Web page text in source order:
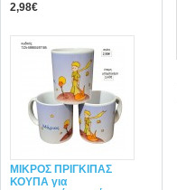
2,98€
ΜΙΚΡΟΣ ΠΡΙΓΚΙΠΑΣ
ΚΟΥΠΑ για